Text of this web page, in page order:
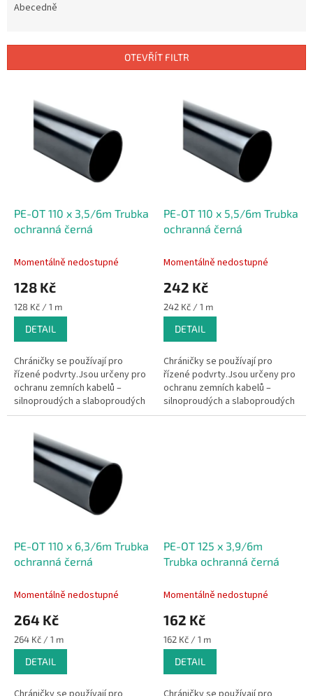
r
Abecedně
OTEVŘÍT FILTR
PE-OT 110 x 3,5/6m Trubka
ochranná černá
Momentálně nedostupné
128 Kč
Měrná
cena:
128 Kč / 1 m
DETAIL
Chráničky se používají pro
řízené podvrty.Jsou určeny pro
ochranu zemních kabelů –
silnoproudých a slaboproudých
kabelů sdělovacích,
ale i ostatních...
PE-OT 110 x 5,5/6m Trubka
ochranná černá
Momentálně nedostupné
242 Kč
Měrná
cena:
242 Kč / 1 m
DETAIL
Chráničky se používají pro
řízené podvrty.Jsou určeny pro
ochranu zemních kabelů –
silnoproudých a slaboproudých
kabelů sdělovacích,
PE-OT 110 x 6,3/6m Trubka
ochranná černá
Momentálně nedostupné
264 Kč
Měrná
cena:
264 Kč / 1 m
DETAIL
PE-OT 125 x 3,9/6m
Trubka ochranná černá
Momentálně nedostupné
162 Kč
Měrná
cena:
162 Kč / 1 m
DETAIL